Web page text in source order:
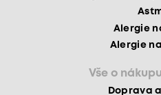
Alergie
Alergie
Vše o
Doprava